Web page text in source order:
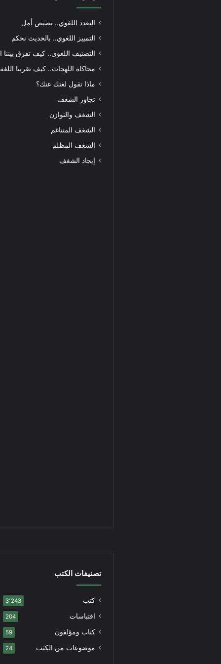
التعدد اللغوي.. بصيص أمل
التمييز اللغوي.. بالحديث نحكم
التصنيف اللغوي.. كيف تفرق بيننا
محاكاة اللهجات.. كيف تقربنا
ماذا تقول لغتك عنك؟
تجاوز الشغف
الشغف والتوازن
الشغف المتناغم
الشغف المظلم
إيجاد الشغف
تصنيفات الكتب
كتب 3٬243
اقتباسات 204
كتاب ومؤلفون 59
موضوعات من الكتب 24